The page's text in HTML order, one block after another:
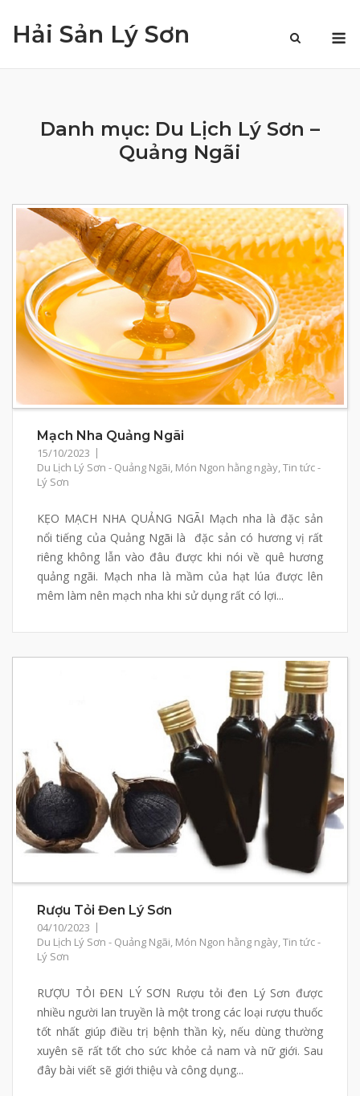
Hải Sản Lý Sơn
Danh mục: Du Lịch Lý Sơn –
Quảng Ngãi
Mạch Nha Quảng Ngãi
15/10/2023
Du Lịch Lý Sơn - Quảng Ngãi, Món Ngon hằng ngày,Tin tức -
Lý Sơn
KẸO MẠCH NHA QUẢNG NGÃI Mạch nha là đặc sản
nổi tiếng của Quảng Ngãi là đặc sản có hương vị rất
riêng không lẫn vào đâu được khi nói về quê hương
quảng ngãi. Mạch nha là mầm của hạt lúa được lên
mêm làm nên mạch nha khi sử dụng rất có lợi...
Rượu Tỏi Đen Lý Sơn
04/10/2023
Du Lịch Lý Sơn - Quảng Ngãi, Món Ngon hằng ngày,Tin tức -
Lý Sơn
RƯỢU TỎI ĐEN LÝ SƠN Rượu tỏi đen Lý Sơn được
nhiều người lan truyền là một trong các loại rượu thuốc
tốt nhất giúp điều trị bệnh thần kỳ, nếu dùng thường
xuyên sẽ rất tốt cho sức khỏe cả nam và nữ giới. Sau
đây bài viết sẽ giới thiệu và công dụng...